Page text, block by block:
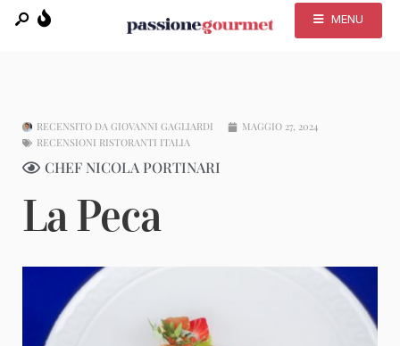
MENU
RECENSITO DA GIOVANNI GAGLIARDI
MAGGIO 27, 2024
RECENSIONI RISTORANTI ITALIA
CHEF NICOLA PORTINARI
La Peca